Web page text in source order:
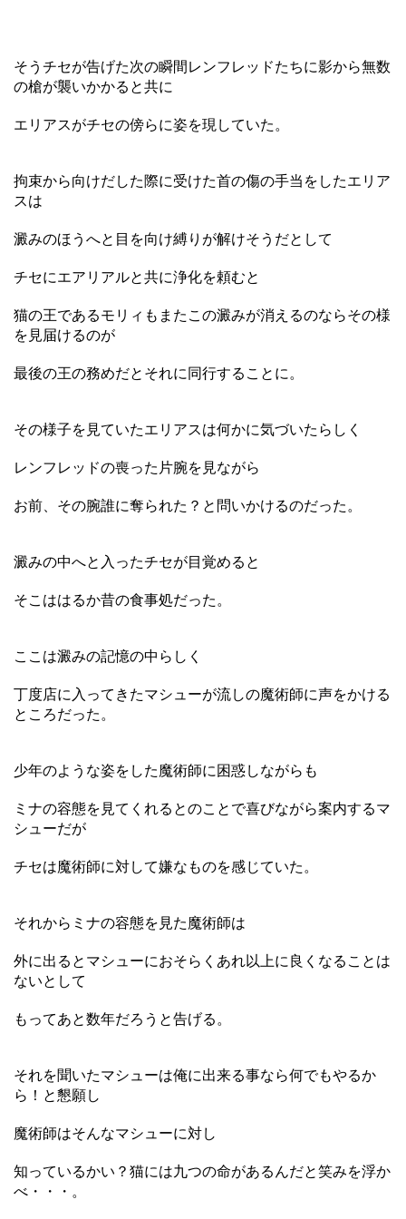
そうチセが告げた次の瞬間レンフレッドたちに影から無数
の槍が襲いかかると共に
エリアスがチセの傍らに姿を現していた。
拘束から向けだした際に受けた首の傷の手当をしたエリア
スは
澱みのほうへと目を向け縛りが解けそうだとして
チセにエアリアルと共に浄化を頼むと
猫の王であるモリィもまたこの澱みが消えるのならその様
を見届けるのが
最後の王の務めだとそれに同行することに。
その様子を見ていたエリアスは何かに気づいたらしく
レンフレッドの喪った片腕を見ながら
お前、その腕誰に奪られた？と問いかけるのだった。
澱みの中へと入ったチセが目覚めると
そこははるか昔の食事処だった。
ここは澱みの記憶の中らしく
丁度店に入ってきたマシューが流しの魔術師に声をかける
ところだった。
少年のような姿をした魔術師に困惑しながらも
ミナの容態を見てくれるとのことで喜びながら案内するマ
シューだが
チセは魔術師に対して嫌なものを感じていた。
それからミナの容態を見た魔術師は
外に出るとマシューにおそらくあれ以上に良くなることは
ないとして
もってあと数年だろうと告げる。
それを聞いたマシューは俺に出来る事なら何でもやるか
ら！と懇願し
魔術師はそんなマシューに対し
知っているかい？猫には九つの命があるんだと笑みを浮か
べ・・・。